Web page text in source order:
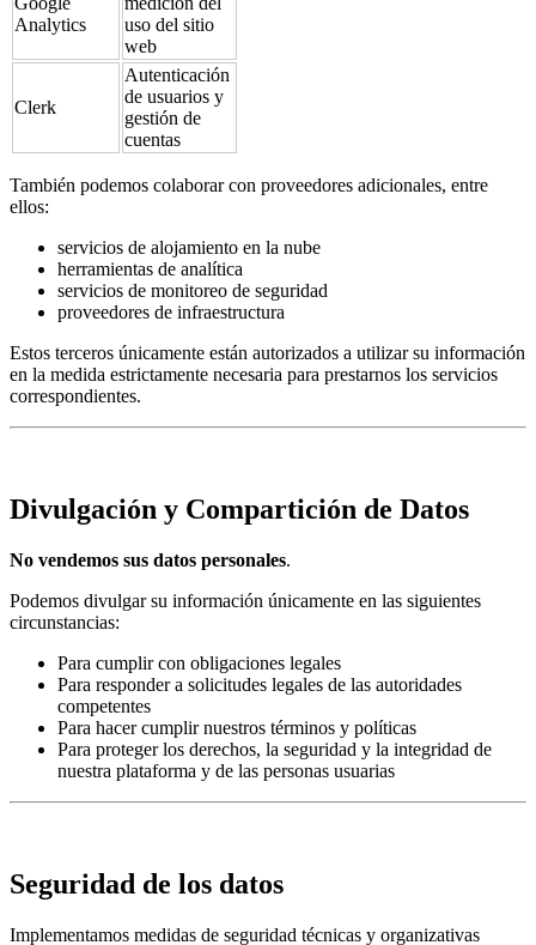
Analytics
uso del sitio
web
Clerk
Autenticación
de usuarios y
gestión de
cuentas
También podemos colaborar con proveedores adicionales, entre
ellos:
servicios de alojamiento en la nube
herramientas de analítica
servicios de monitoreo de seguridad
proveedores de infraestructura
Estos terceros únicamente están autorizados a utilizar su información
en la medida estrictamente necesaria para prestarnos los servicios
correspondientes.
Divulgación y Compartición de Datos
No vendemos sus datos personales.
Podemos divulgar su información únicamente en las siguientes
circunstancias:
Para cumplir con obligaciones legales
Para responder a solicitudes legales de las autoridades
competentes
Para hacer cumplir nuestros términos y políticas
Para proteger los derechos, la seguridad y la integridad de
nuestra plataforma y de las personas usuarias
Seguridad de los datos
Implementamos medidas de seguridad técnicas y organizativas